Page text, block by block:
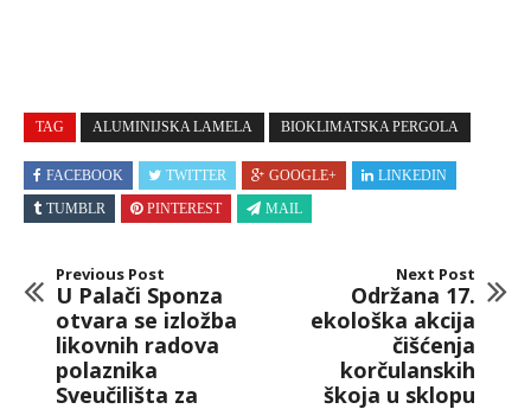
TAG ALUMINIJSKA LAMELA BIOKLIMATSKA PERGOLA
FACEBOOK TWITTER GOOGLE+
LINKEDIN
TUMBLR
PINTEREST MAIL
Previous Post
U Palači Sponza
otvara se izložba
likovnih radova
polaznika
Sveučilišta za
Next Post
Održana 17.
ekološka akcija
čišćenja
korčulanskih
škoja u sklopu